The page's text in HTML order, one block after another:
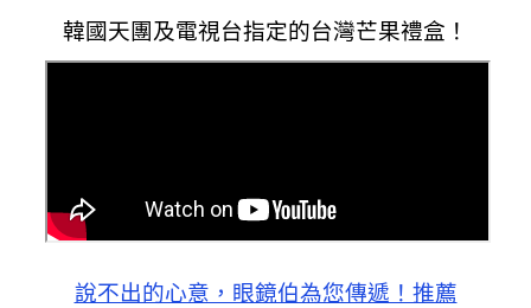
韓國天團及電視台指定的台灣芒果禮盒！
說不出的心意，眼鏡伯為您傳遞！推薦